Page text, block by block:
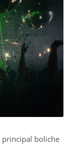
principal boliche